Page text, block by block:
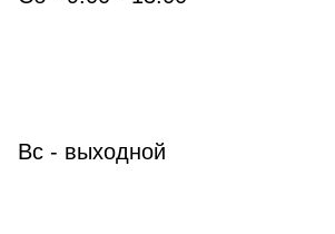
Вс - выходной